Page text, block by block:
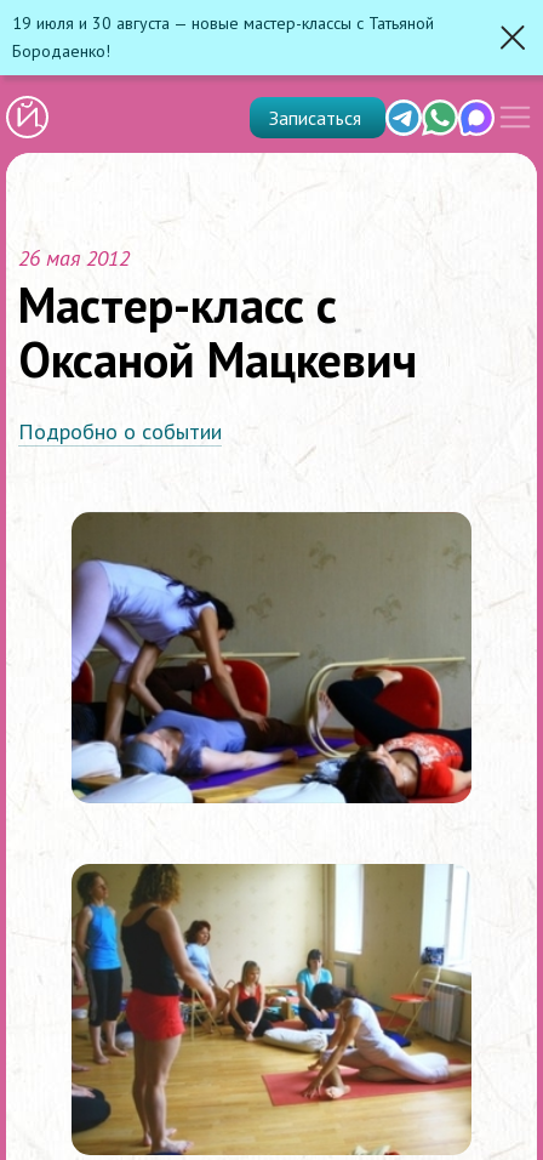
19 июля и 30 августа — новые мастер-классы с Татьяной
Бородаенко!
TelegramWhats'app
Max
Записаться
меню
26 мая 2012
Мастер-класс с
Оксаной Мацкевич
Подробно о событии